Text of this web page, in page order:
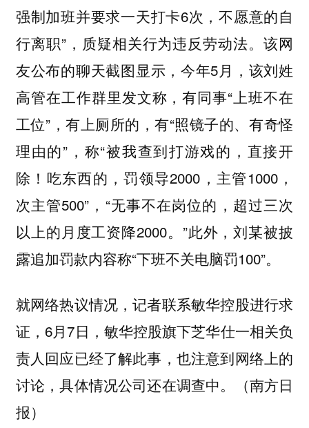
强制加班并要求一天打卡6次，不愿意的自
行离职”，质疑相关行为违反劳动法。该网
友公布的聊天截图显示，今年5月，该刘姓
高管在工作群里发文称，有同事“上班不在
工位”，有上厕所的，有“照镜子的、有奇怪
理由的”，称“被我查到打游戏的，直接开
除！吃东西的，罚领导2000，主管1000，
次主管500”，“无事不在岗位的，超过三次
以上的月度工资降2000。”此外，刘某被披
露追加罚款内容称“下班不关电脑罚100”。
就网络热议情况，记者联系敏华控股进行求
证，6月7日，敏华控股旗下芝华仕一相关负
责人回应已经了解此事，也注意到网络上的
讨论，具体情况公司还在调查中。（南方日
报）